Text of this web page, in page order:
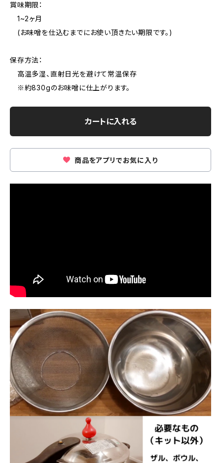
賞味期限：
1~2ヶ月
(お味噌を仕込むまでにお使い頂きたい期限です。)
保存方法：
高温多湿、直射日光を避けて常温保存
※約830gのお味噌に仕上がります。
カートに入れる
商品をアプリでお気に入り